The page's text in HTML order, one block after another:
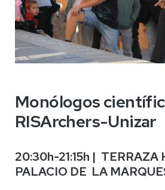
Monólogos
RISArchers-Unizar
20:30h-21:15h | TERRAZA
PALACIO DE LA